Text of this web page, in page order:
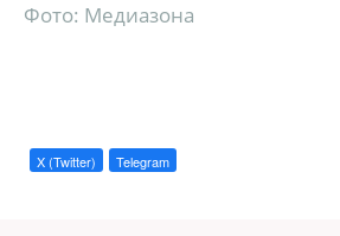
Фото: Медиазона
X (Twitter) Telegram